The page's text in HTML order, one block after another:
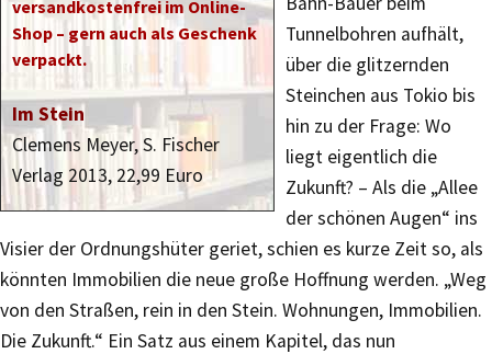
versandkostenfrei im Online-
Shop – gern auch als Geschenk
verpackt.
Im Stein
Clemens Meyer, S. Fischer
Verlag 2013, 22,99 Euro
Tunnelbohren aufhält,
über die glitzernden
Steinchen aus Tokio bis
hin zu der Frage: Wo
liegt eigentlich die
Zukunft? – Als die „Allee
der schönen Augen“ ins
Visier der Ordnungshüter geriet, schien es kurze Zeit so, als
könnten Immobilien die neue große Hoffnung werden. „Weg
von den Straßen, rein in den Stein. Wohnungen, Immobilien.
Die Zukunft.“ Ein Satz aus einem Kapitel, das nun